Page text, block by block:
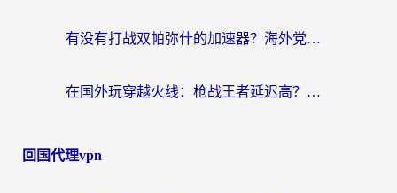
有没有打战双帕弥什的加速器？海外党国服畅玩终极指南（附象棋链接失败解决+iOS免费选择）
在国外玩穿越火线：枪战王者延迟高？这份海外玩家终极指南帮你解决卡顿烦恼
回国代理vpn